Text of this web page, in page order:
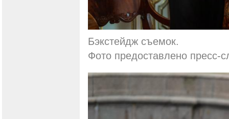
Бэкстейдж съемок.
Фото предоставлено пресс-